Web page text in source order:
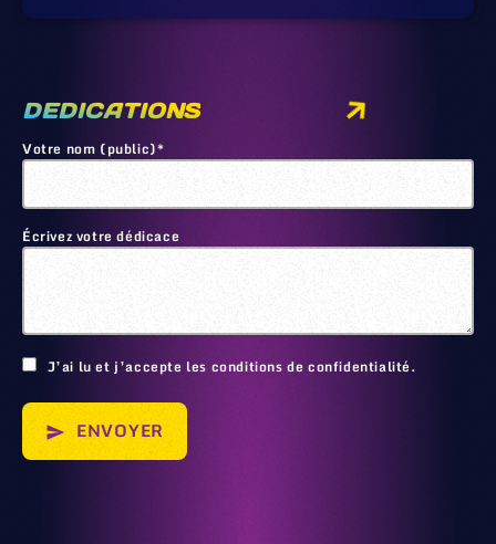
DEDICATIONS
Votre nom (public)*
Écrivez votre dédicace
J’ai lu et j’accepte les conditions de confidentialité.
send ENVOYER